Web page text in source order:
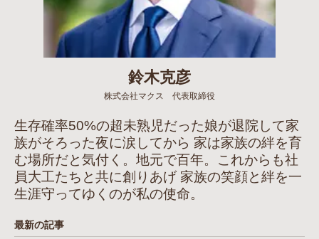
鈴木克彦
株式会社マクス 代表取締役
生存確率50%の超未熟児だった娘が退院して家
族がそろった夜に涙してから 家は家族の絆を育
む場所だと気付く。地元で百年。これからも社
員大工たちと共に創りあげ 家族の笑顔と絆を一
生涯守ってゆくのが私の使命。
最新の記事